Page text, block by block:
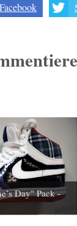
Day" Pack -